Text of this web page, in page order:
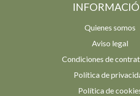
Quienes somos
Aviso legal
Condiciones de
Política de
Política de